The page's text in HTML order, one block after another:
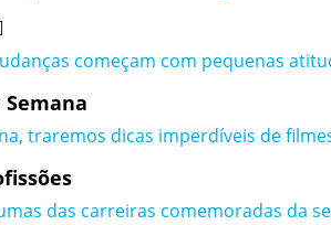
começam com pequenas
Semana
traremos dicas imperdíveis de
das carreiras comemoradas da